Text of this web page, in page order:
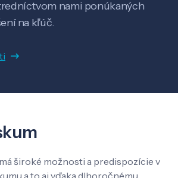
Veda a výskum
Know-how
nami ponúkaných
na kľúč.
široké možnosti a predispozície v
a to aj vďaka dlhoročnému